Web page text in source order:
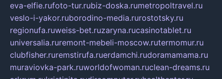
eva-elfie.rufoto-tur.rubiz-doska.rumetropoltravel.ru
veslo-i-yakor.ruborodino-media.rurostotsky.ru
regionufa.ruweiss-bet.ruzaryna.rucasinotablet.ru
universalia.ruremont-mebeli-moscow.rutermomur.ru
clubfisher.ruremstirufa.ruerdamchi.rudoramamama.ru
muraviovka-park.ruworldofwoman.ruclean-dreams.ru